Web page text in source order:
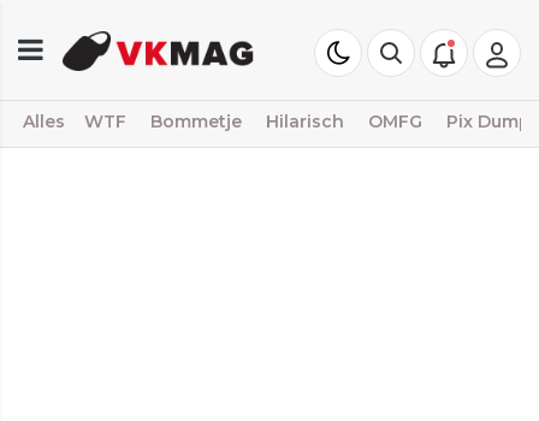
Alles WTF Bommetje Hilarisch OMFG Pix Dump